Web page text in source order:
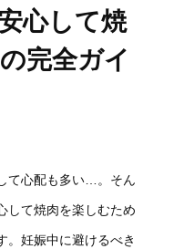
心して焼
完全ガイ
て心配も多い…。そん
して焼肉を楽しむため
。妊娠中に避けるべき